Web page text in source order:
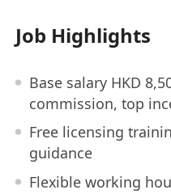
Job Highlights
Base salary HKD
commission, top
Free licensing
guidance
Flexible working